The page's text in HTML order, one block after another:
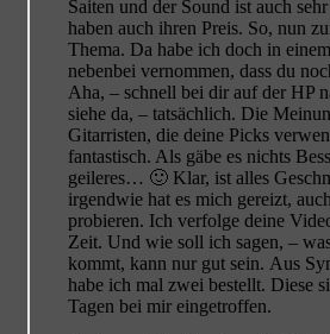
Saiten und der Sound ist auch
haben auch ihren Preis. So, nun
Thema. Da habe ich doch in
nebenbei vernommen, dass du
Aha, – schnell bei dir auf der HP
siehe da, – tatsächlich. Die
Gitarristen, die deine Picks
fantastisch. Als gäbe es nichts
geileres… 🙂 Klar, ist alles
irgendwie hat es mich gereizt,
probieren. Ich verfolge deine
Zeit. Und wie soll ich sagen, –
kommt, kann nur gut sein. Aus
habe ich mal zwei bestellt. Diese
Tagen bei mir eingetroffen.